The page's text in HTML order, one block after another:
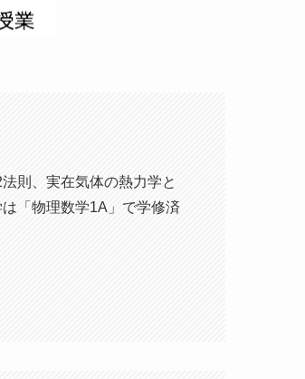
則、実在気体の熱力学と
「物理数学1A」で学修済